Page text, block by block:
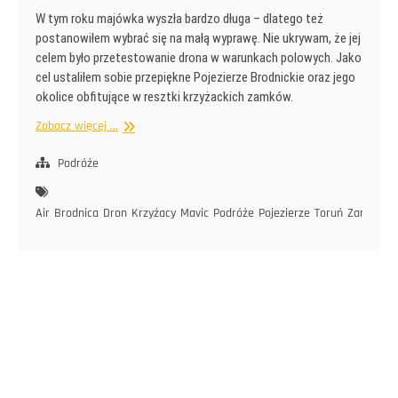
W tym roku majówka wyszła bardzo długa – dlatego też
postanowiłem wybrać się na małą wyprawę. Nie ukrywam, że jej
celem było przetestowanie drona w warunkach polowych. Jako
cel ustaliłem sobie przepiękne Pojezierze Brodnickie oraz jego
okolice obfitujące w resztki krzyżackich zamków.
Zobacz więcej ... Rower,
Podróże
Air Brodnica Dron Krzyżacy Mavic Podróże Pojezierze Toruń Zamki